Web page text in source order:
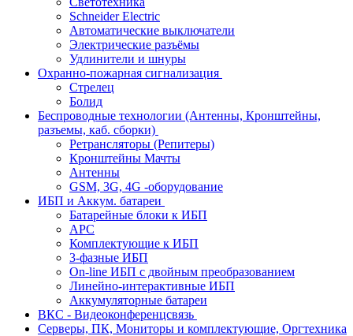
Schneider Electric
Автоматические выключатели
Электрические разъёмы
Удлинители и шнуры
Охранно-пожарная сигнализация
Стрелец
Болид
Беспроводные технологии (Антенны, Кронштейны,
разъемы, каб. сборки)
Ретрансляторы (Репитеры)
Кронштейны Мачты
Антенны
GSM, 3G, 4G -оборудование
ИБП и Аккум. батареи
Батарейные блоки к ИБП
APC
Комплектующие к ИБП
3-фазные ИБП
On-line ИБП с двойным преобразованием
Линейно-интерактивные ИБП
Аккумуляторные батареи
ВКС - Видеоконференцсвязь
Серверы, ПК, Мониторы и комплектующие, Оргтехника